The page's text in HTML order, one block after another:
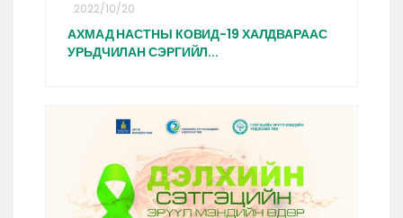
2022/10/20
АХМАД НАСТНЫ КОВИД-19 ХАЛДВАРААС
УРЬДЧИЛАН СЭРГИЙЛ...